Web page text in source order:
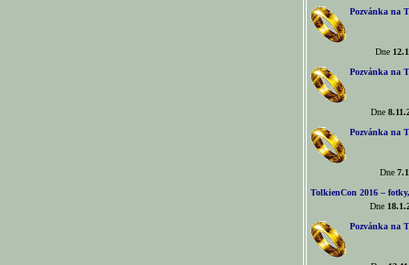
Pozvánka na
Dne
Pozvánka na
Dne
Pozvánka na
Dne
TolkienCon 2016 –
Dne
Pozvánka na